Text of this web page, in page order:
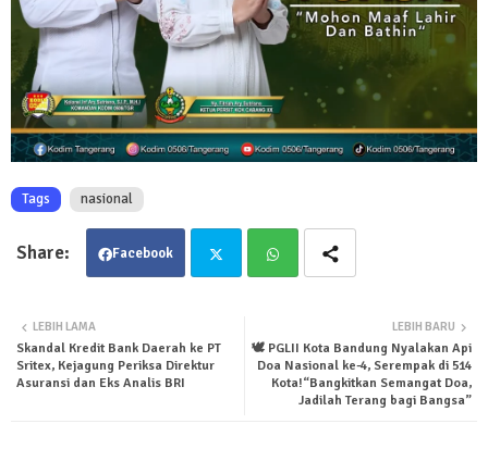
Tags nasional
Facebook
ter tsa
LEBIH BARU
🕊️ PGLII Kota Bandung Nyalakan Api
Doa Nasional ke-4, Serempak di 514
Kota!“Bangkitkan Semangat Doa,
Jadilah Terang bagi Bangsa”
LEBIH LAMA
Skandal Kredit Bank Daerah ke PT
Sritex, Kejagung Periksa Direktur
Asuransi dan Eks Analis BRI